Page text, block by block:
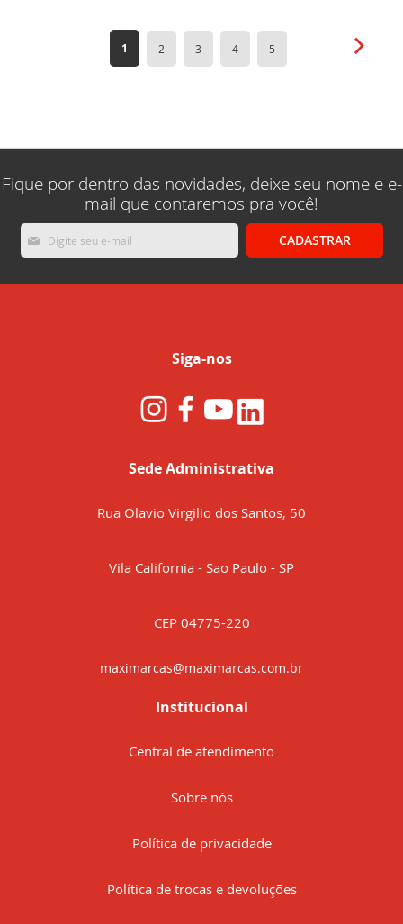
Página
Você
1 Página
2 Página
3 Página
4 Página
5
Fique por dentro das novidades, deixe seu nome e e-
mail que contaremos pra você!
Inscreva-
se
nossa
CADASTRAR
Siga-nos
Sede Administrativa
Rua Olavio Virgilio dos Santos, 50
Vila California - Sao Paulo - SP
CEP 04775-220
maximarcas@maximarcas.com.br
Institucional
Central de atendimento
Sobre nós
Política de privacidade
Política de trocas e devoluções